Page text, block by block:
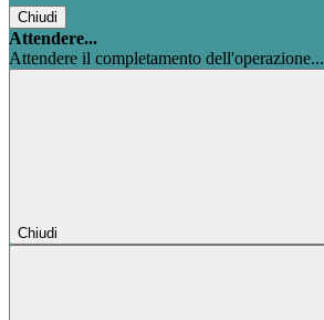
Chiudi
Attendere...
Attendere il completamento dell'operazione...
Chiudi